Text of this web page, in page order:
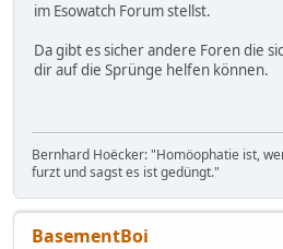
im Esowatch Forum stellst.
Da gibt es sicher andere Foren die
dir auf die Sprünge helfen können.
Bernhard Hoëcker: "Homöophatie ist,
furzt und sagst es ist gedüngt."
BasementBoi